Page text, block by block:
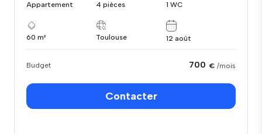
Appartement 4 pièces 1 WC
60 m² Toulouse 12 août
Budget 700 € /mois
Contacter